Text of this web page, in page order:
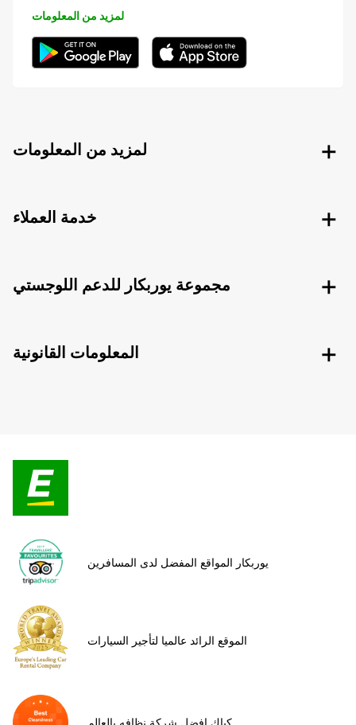
لمزيد من المعلومات
لمزيد من المعلومات
خدمة العملاء
مجموعة يوربكار للدعم اللوجستي
المعلومات القانونية
يوربكار المواقع المفضل لدى المسافرين
الموقع الرائد عالميا لتأجير السيارات
كياك افضل شركة نظافه بالعالم